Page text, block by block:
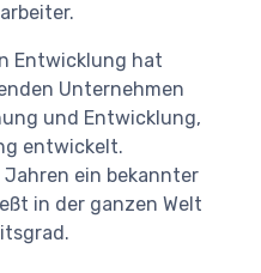
Entwicklung hat
Unternehmen
und Entwicklung,
entwickelt.
ein bekannter
in der ganzen Welt